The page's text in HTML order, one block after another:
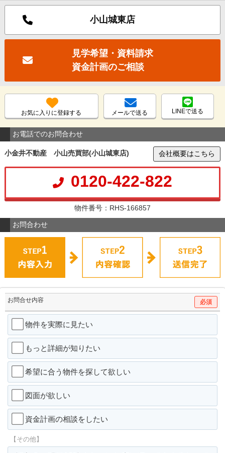
小山城東店
見学希望・資料請求
資金計画のご相談
お気に入りに登録する メールで送る LINEで送る
お電話でのお問合わせ
小金井不動産 小山売買部(小山城東店) 会社概要はこちら
0120-422-822
物件番号：RHS-166857
お問合わせ
お問合せ内容 必須
物件を実際に見たい
もっと詳細が知りたい
希望に合う物件を探して欲しい
図面が欲しい
資金計画の相談をしたい
【その他】